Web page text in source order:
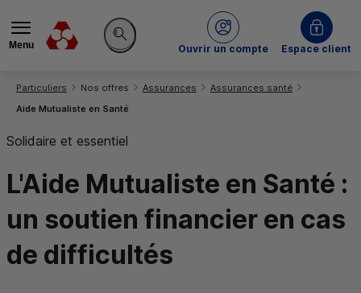
Menu
Rechercher sur le site
Ouvrir un compte
du Crédit MutuelEspace client
Vous êtes ici:
Particuliers Nos offres Assurances
Assurances santé
Aide Mutualiste en Santé
Solidaire et essentiel
L'Aide Mutualiste en Santé :
un soutien financier en cas
de difficultés